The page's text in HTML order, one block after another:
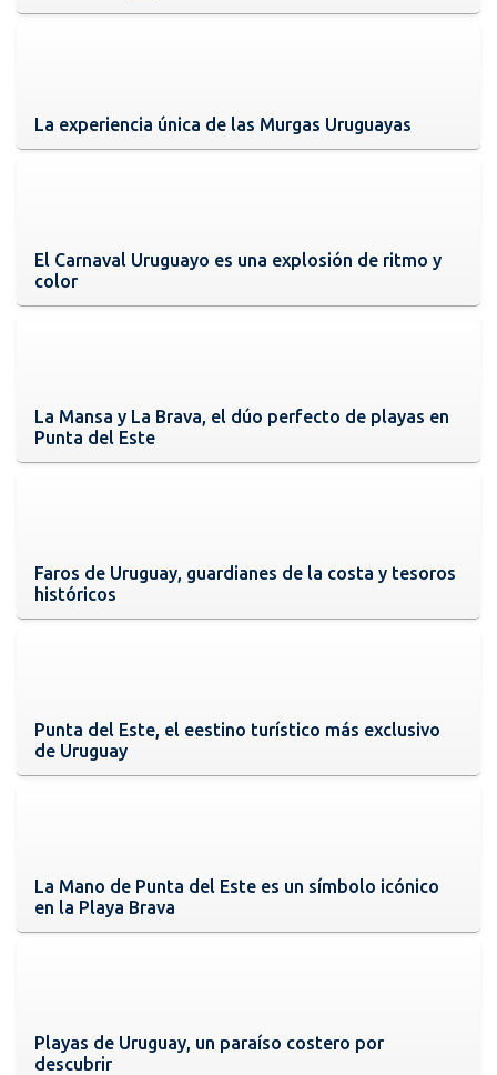
La experiencia única de las Murgas Uruguayas
El Carnaval Uruguayo es una explosión de ritmo y
color
La Mansa y La Brava, el dúo perfecto de playas en
Punta del Este
Faros de Uruguay, guardianes de la costa y tesoros
históricos
Punta del Este, el eestino turístico más exclusivo
de Uruguay
La Mano de Punta del Este es un símbolo icónico
en la Playa Brava
Playas de Uruguay, un paraíso costero por
descubrir